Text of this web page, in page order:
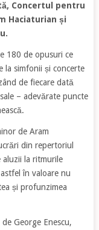
Concertul pentru
Haciaturian și
180 de opusuri ce
la simfonii și concerte
de fiecare dată
– adevărate puncte
de Aram
din repertoriul
aluzii la ritmurile
în valoare nu
și profunzimea
George Enescu,